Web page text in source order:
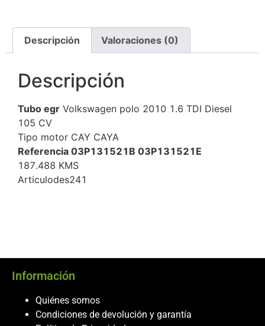
Descripción Valoraciones (0)
Descripción
Tubo egr Volkswagen polo 2010 1.6 TDI Diesel
105 CV
Tipo motor CAY CAYA
Referencia 03P131521B 03P131521E
187.488 KMS
Articulodes241
Información
Quiénes somos
Condiciones de devolución y garantía